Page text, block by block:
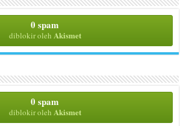
0 spam
diblokir oleh Akismet
0 spam
diblokir oleh Akismet